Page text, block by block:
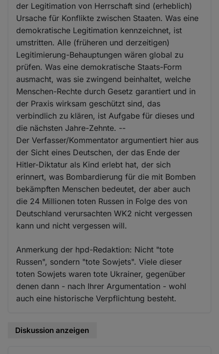
der Legitimation von Herrschaft sind (erheblich)
Ursache für Konflikte zwischen Staaten. Was eine
demokratische Legitimation kennzeichnet, ist
umstritten. Alle (früheren und derzeitigen)
Legitimierung-Behauptungen wären global zu
prüfen. Was eine demokratische Staats-Form
ausmacht, was sie zwingend beinhaltet, welche
Menschen-Rechte durch Gesetz garantiert und in
der Praxis wirksam geschützt sind, das
verbindlich zu klären, ist Aufgabe für dieses und
die nächsten Jahre-Zehnte. --
Der Verfasser/Kommentator argumentiert hier aus
der Sicht eines Deutschen, der das Ende der
Hitler-Diktatur als Kind erlebt hat, der sich
erinnert, was Bombardierung für die mit Bomben
bekämpften Menschen bedeutet, der aber auch
die 24 Millionen toten Russen in Folge des von
Deutschland verursachten WK2 nicht vergessen
kann und nicht vergessen will.
Anmerkung der hpd-Redaktion: Nicht "tote
Russen", sondern "tote Sowjets". Viele dieser
toten Sowjets waren tote Ukrainer, gegenüber
denen dann - nach Ihrer Argumentation - wohl
auch eine historische Verpflichtung besteht.
Diskussion anzeigen